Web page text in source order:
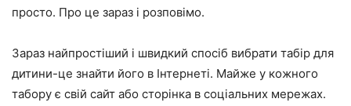
просто. Про це зараз і розповімо.
Зараз найпростіший і швидкий спосіб вибрати табір для
дитини-це знайти його в Інтернеті. Майже у кожного
табору є свій сайт або сторінка в соціальних мережах.